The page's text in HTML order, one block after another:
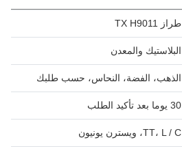
طراز TX H9011
البلاستيك والمعدن
الذهب، الفضة، النحاس، حسب طلبك
30 يوما بعد تأكيد الطلب
TT، L / C، ويسترن يونيون